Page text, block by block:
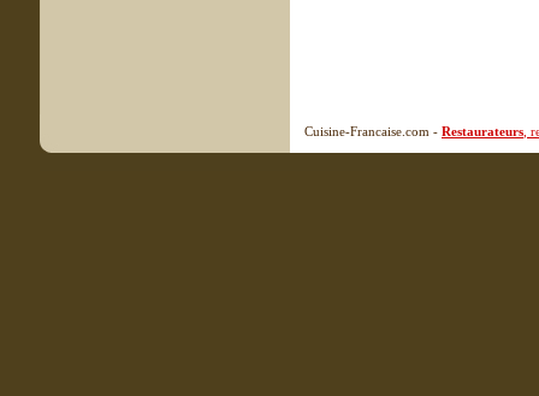
Cuisine-Francaise.com - Restaurateurs ,